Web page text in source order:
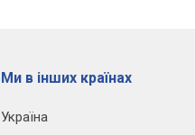
Ми в інших країнах
Україна